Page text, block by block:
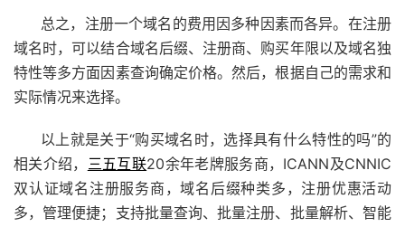
总之，注册一个域名的费用因多种因素而各异。在注册
域名时，可以结合域名后缀、注册商、购买年限以及域名独
特性等多方面因素查询确定价格。然后，根据自己的需求和
实际情况来选择。
以上就是关于“购买域名时，选择具有什么特性的吗”的
相关介绍， 三五互联20余年老牌服务商，ICANN及CNNIC
双认证域名注册服务商，域名后缀种类多，注册优惠活动
多，管理便捷；支持批量查询、批量注册、批量解析、智能